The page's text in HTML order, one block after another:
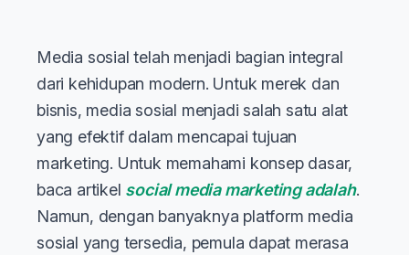
Media sosial telah menjadi bagian integral
dari kehidupan modern. Untuk merek dan
bisnis, media sosial menjadi salah satu alat
yang efektif dalam mencapai tujuan
marketing. Untuk memahami konsep dasar,
baca artikel social media marketing adalah.
Namun, dengan banyaknya platform media
sosial yang tersedia, pemula dapat merasa